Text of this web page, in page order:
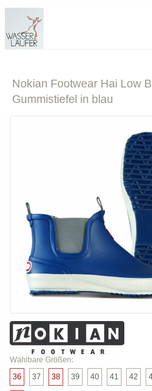
Nokian Footwear Hai Low
Gummistiefel in blau
Wählbare Größen:
36 37 38 39 40 41 42